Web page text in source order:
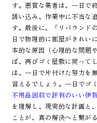
す。悪質な業者は、一日で
誘い込み、作業中に不当な
す。最後に、「リバウンド
日で物理的に部屋がきれい
本的な原因（心理的な問題
ば、再びゴミ屋敷に戻って
は、一日で片付けた努力を
言えるでしょう。一日でゴ
不用品回収で評判のいい伊
を理解し、現実的な計画と
ことが、真の解決へと繋が